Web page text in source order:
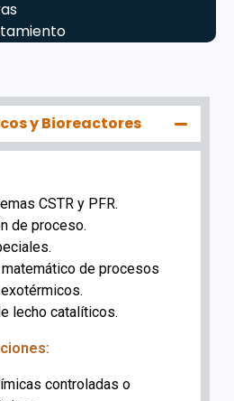
y Bioreactores
CSTR y PFR.
de proceso.
de procesos
lecho catalíticos.
controladas o